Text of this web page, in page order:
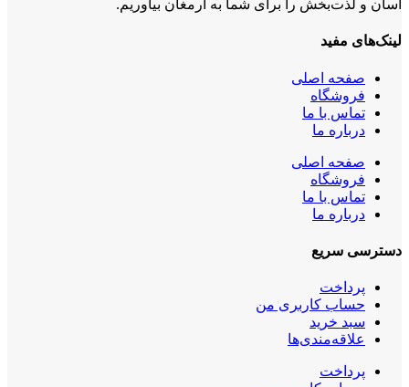
آسان و لذت‌بخش را برای شما به ارمغان بیاوریم.
لینک‌های مفید
صفحه اصلی
فروشگاه
تماس با ما
درباره ما
صفحه اصلی
فروشگاه
تماس با ما
درباره ما
دسترسی سریع
پرداخت
حساب کاربری من
سبد خرید
علاقه‌مندی‌ها
پرداخت